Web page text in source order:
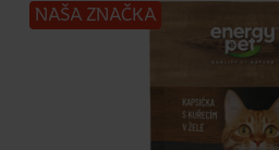
NAŠA ZNAČKA